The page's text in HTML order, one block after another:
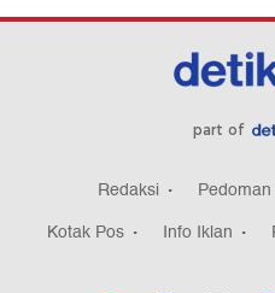
part of
Redaksi
Kotak Pos
Info Iklan